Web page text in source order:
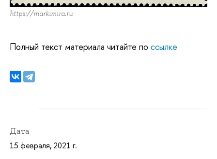
https://markimira.ru
Полный текст материала читайте по ссылке
Дата
15 февраля, 2021 г.